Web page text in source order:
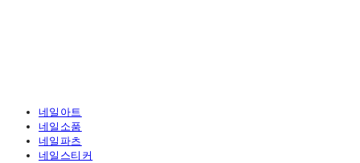
네일아트
네일소품
네일파츠
네일스티커